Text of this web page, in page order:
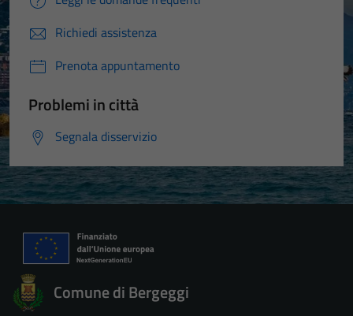
Richiedi assistenza
Prenota appuntamento
Problemi in città
Segnala disservizio
Comune di Bergeggi